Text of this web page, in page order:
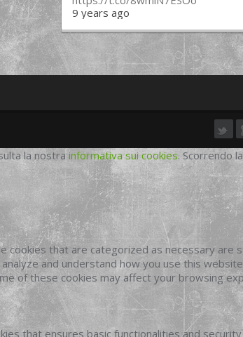
9 years ago
la nostra informativa sui cookies. Scorrendo
that are categorized as necessary are
and understand how you use this
of these cookies may affect your browsing
that ensures basic functionalities and